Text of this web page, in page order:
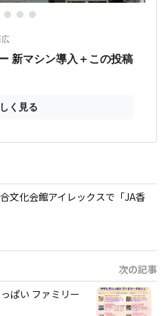
文化会館アイレックスで「JA香
次の記事
ぱい ファミリー